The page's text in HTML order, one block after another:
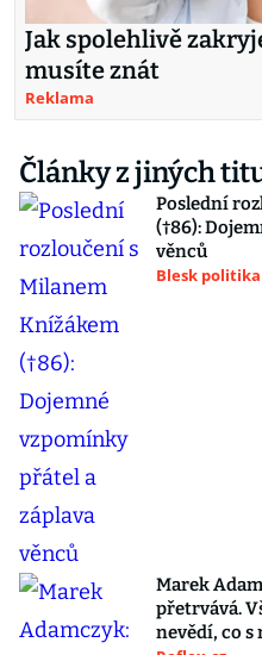
Jak spolehlivě
musíte znát
Reklama
Články z jiných
Poslední
(†86):
věnců
Blesk politika
Marek
přetrvává.
nevědí, co s